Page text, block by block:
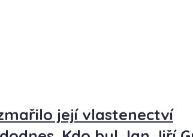
její vlastenectví